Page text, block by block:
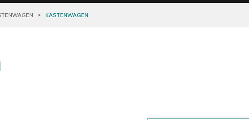
KASTENWAGEN